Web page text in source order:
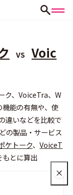
VS
Voic
ク、VoiceTra、W
能の有無や、使
違いなどを比較で
の製品・サービス
ケトーク、VoiceT
とに算出